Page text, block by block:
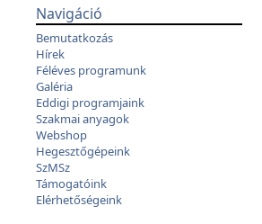
Navigáció
Bemutatkozás
Hírek
Féléves programunk
Galéria
Eddigi programjaink
Szakmai anyagok
Webshop
Hegesztőgépeink
SzMSz
Támogatóink
Elérhetőségeink